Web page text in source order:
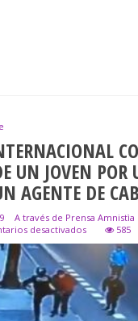
UN JOVEN POR
AGENTE DE
A través de Prensa
desactivadosen
AMNISTÌA
CONDENA
ASESINATO
DE
UN
585